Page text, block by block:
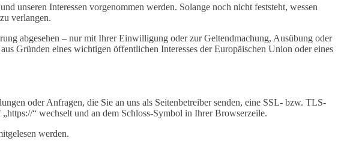
unseren Interessen vorgenommen werden. Solange noch nicht feststeht, wessen
verlangen.
abgesehen – nur mit Ihrer Einwilligung oder zur Geltendmachung, Ausübung oder
Gründen eines wichtigen öffentlichen Interesses der Europäischen Union oder eines
oder Anfragen, die Sie an uns als Seitenbetreiber senden, eine SSL- bzw. TLS-
“ wechselt und an dem Schloss-Symbol in Ihrer Browserzeile.
werden.